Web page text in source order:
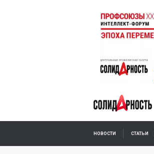
НОВОСТИ СТАТЬИ